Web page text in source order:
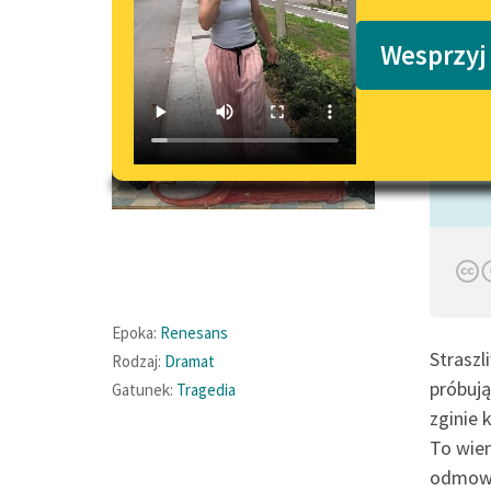
Epoka: Renesans
Rodzaj: Dramat
Gatunek: Tragedia
zginie
To